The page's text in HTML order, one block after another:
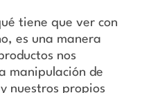
tiene que ver con
es una manera
nos
manipulación de
nuestros propios